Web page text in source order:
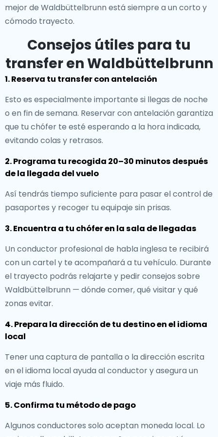
mejor de Waldbüttelbrunn está siempre a un corto y
cómodo trayecto.
Consejos útiles para tu
transfer en Waldbüttelbrunn
1. Reserva tu transfer con antelación
Esto es especialmente importante si llegas de noche
o en fin de semana. Reservar con antelación garantiza
que tu chófer te esté esperando a la hora indicada,
evitando colas y retrasos.
2. Programa tu recogida 20–30 minutos después
de la llegada del vuelo
Así tendrás tiempo suficiente para pasar el control de
pasaportes y recoger tu equipaje sin prisas.
3. Encuentra a tu chófer en la sala de llegadas
Un conductor profesional de habla inglesa te recibirá
con un cartel y te acompañará a tu vehículo. Durante
el trayecto podrás relajarte y pedir consejos sobre
Waldbüttelbrunn — dónde comer, qué visitar y qué
zonas evitar.
4. Prepara la dirección de tu destino en el idioma
local
Tener una captura de pantalla o la dirección escrita
en el idioma local ayuda al conductor y asegura un
viaje más fluido.
5. Confirma tu método de pago
Algunos conductores solo aceptan moneda local. Lo